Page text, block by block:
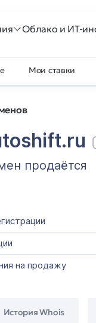
Облако и ИТ-
Мои ставки
продаётся
на продажу
История Whois